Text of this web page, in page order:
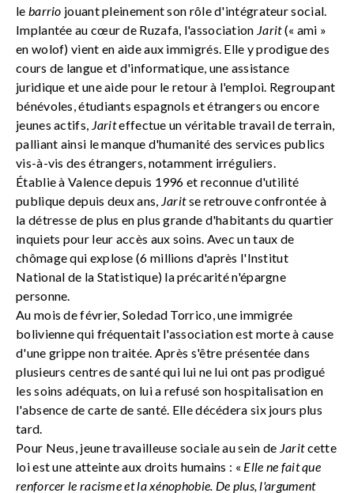
le barrio jouant pleinement son rôle d'intégrateur social.
Implantée au cœur de Ruzafa, l'association Jarit(« ami »
en wolof) vient en aide aux immigrés. Elle y prodigue des
cours de langue et d'informatique, une assistance
juridique et une aide pour le retour à l'emploi. Regroupant
bénévoles, étudiants espagnols et étrangers ou encore
jeunes actifs, Jariteffectue un véritable travail de terrain,
palliant ainsi le manque d'humanité des services publics
vis-à-vis des étrangers, notamment irréguliers.
Établie à Valence depuis 1996 et reconnue d'utilité
publique depuis deux ans, Jaritse retrouve confrontée à
la détresse de plus en plus grande d'habitants du quartier
inquiets pour leur accès aux soins. Avec un taux de
chômage qui explose (6 millions d'après l'Institut
National de la Statistique) la précarité n'épargne
personne.
Au mois de février, Soledad Torrico, une immigrée
bolivienne qui fréquentait l'association est morte à cause
d'une grippe non traitée. Après s'être présentée dans
plusieurs centres de santé qui lui ne lui ont pas prodigué
les soins adéquats, on lui a refusé son hospitalisation en
l'absence de carte de santé. Elle décédera six jours plus
tard.
Pour Neus, jeune travailleuse sociale au sein de Jaritcette
loi est une atteinte aux droits humains : « Elle ne fait que
renforcer le racisme et la xénophobie. De plus, l'argument